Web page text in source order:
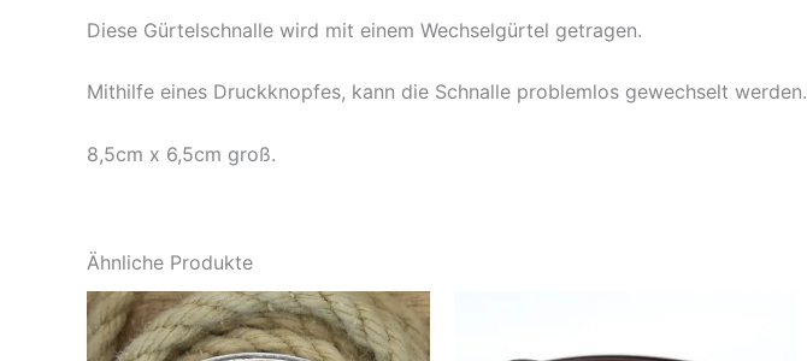
Diese Gürtelschnalle wird mit einem Wechselgürtel getragen.
Mithilfe eines Druckknopfes, kann die Schnalle problemlos gewechselt werden.
8,5cm x 6,5cm groß.
Ähnliche Produkte